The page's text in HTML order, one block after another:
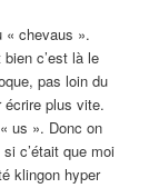
« chevaus ».
c’est là le
pas loin du
plus vite.
us ». Donc on
c’était que moi
klingon hyper